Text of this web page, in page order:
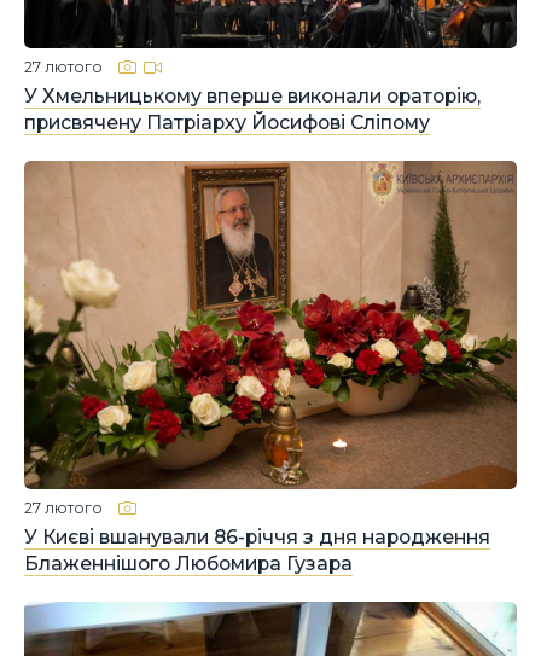
У Хмельницькому вперше виконали ораторію,
присвячену Патріарху Йосифові Сліпому
27 лютого
У Києві вшанували 86-річчя з дня народження
Блаженнішого Любомира Гузара
27 лютого